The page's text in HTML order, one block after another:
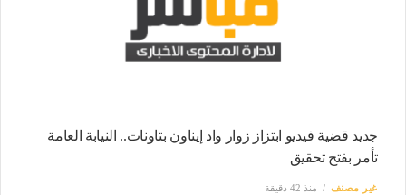
جديد قضية فيديو ابتزاز زوار واد إيناون بتاونات.. النيابة العامة
تأمر بفتح تحقيق
غير مصنف منذ 42 دقيقة